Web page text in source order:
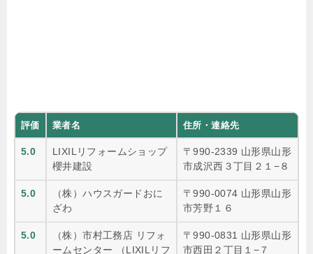
評価 業者名 住所・連絡先
5.0
LIXILリフォームショップ
櫻井建設
〒990-2339 山形県山形
市成沢西３丁目２１−８
5.0
（株）ハウスガードおに
ざわ
〒990-0074 山形県山形
市芳野１６
5.0
（株）市村工務店 リフォ
ームセンター （LIXILリフ
〒990-0831 山形県山形
市西田２丁目１−７